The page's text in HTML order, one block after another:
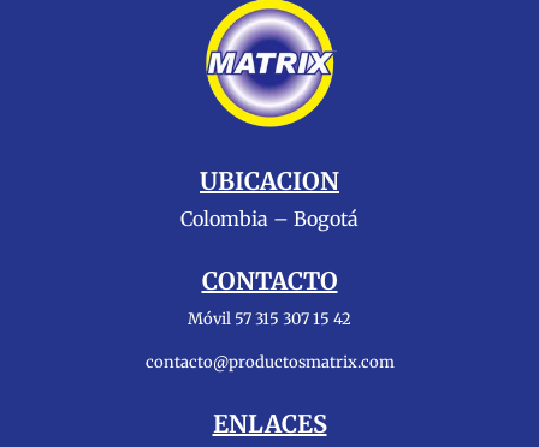
UBICACION
Colombia – Bogotá
CONTACTO
Móvil 57 315 307 15 42
contacto@productosmatrix.com
ENLACES